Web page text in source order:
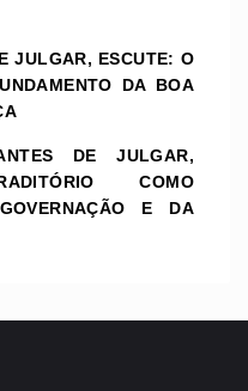
JULGAR, ESCUTE: O
DA BOA
DE JULGAR,
COMO
E DA